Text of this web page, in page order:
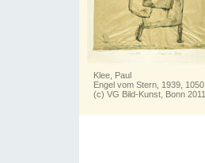
Klee, Paul
Engel vom Stern, 1939, 1050
(c) VG Bild-Kunst, Bonn 2011